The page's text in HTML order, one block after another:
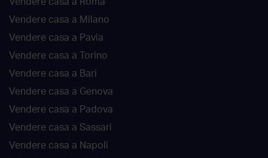
Vendere casa a Roma
Vendere casa a Milano
Vendere casa a Pavia
Vendere casa a Torino
Vendere casa a Bari
Vendere casa a Genova
Vendere casa a Padova
Vendere casa a Sassari
Vendere casa a Napoli